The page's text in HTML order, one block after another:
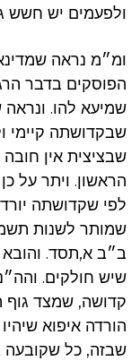
ולפעמים יש חשש
ומ״מ נראה
הפוסקים בדבר
שמיעא להו.
שבקדושתה קיימי
שבציצית אין
הראשון. ויתר על
לפי שקדושתה
שמותר לשנות
ב״ב א,תסד. והובא
שיש חולקים.
קדושה, שמצד גוף
הורדה איפוא
שבזה, כל שקובעה